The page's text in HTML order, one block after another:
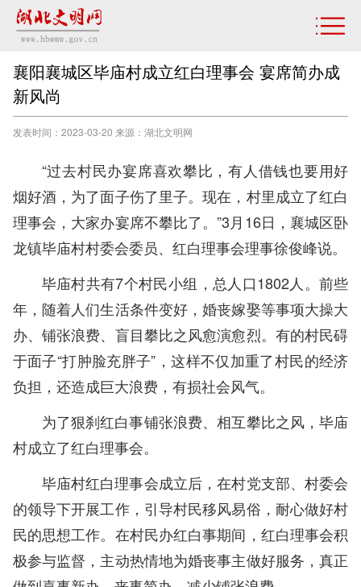
襄阳襄城区毕庙村成立红白理事会 宴席简办成
新风尚
发表时间：2023-03-20 来源：湖北文明网
“过去村民办宴席喜欢攀比，有人借钱也要用好
烟好酒，为了面子伤了里子。现在，村里成立了红白
理事会，大家办宴席不攀比了。”3月16日，襄城区卧
龙镇毕庙村村委会委员、红白理事会理事徐俊峰说。
毕庙村共有7个村民小组，总人口1802人。前些
年，随着人们生活条件变好，婚丧嫁娶等事项大操大
办、铺张浪费、盲目攀比之风愈演愈烈。有的村民碍
于面子“打肿脸充胖子”，这样不仅加重了村民的经济
负担，还造成巨大浪费，有损社会风气。
为了狠刹红白事铺张浪费、相互攀比之风，毕庙
村成立了红白理事会。
毕庙村红白理事会成立后，在村党支部、村委会
的领导下开展工作，引导村民移风易俗，耐心做好村
民的思想工作。在村民办红白事期间，红白理事会积
极参与监督，主动热情地为婚丧事主做好服务，真正